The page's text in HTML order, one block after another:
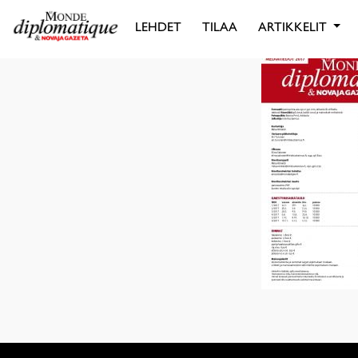
LEHDET TILAA ARTIKKELIT